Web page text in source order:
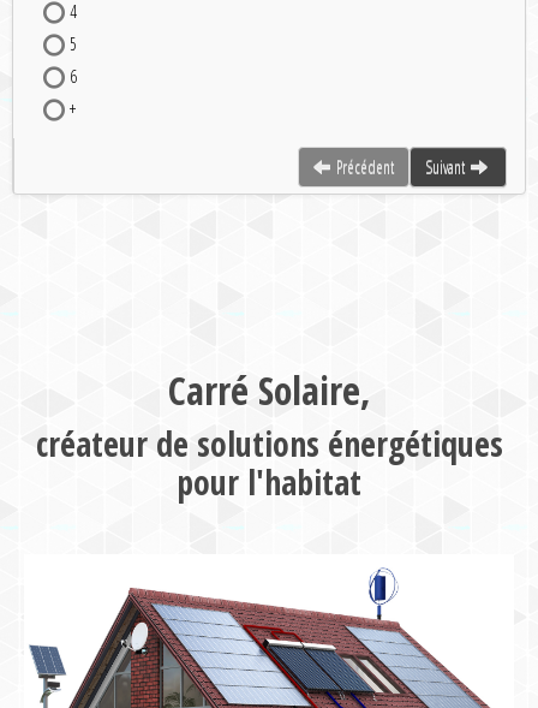
4
5
6
+
Précédent Suivant
Carré Solaire,
créateur de solutions énergétiques
pour l'habitat